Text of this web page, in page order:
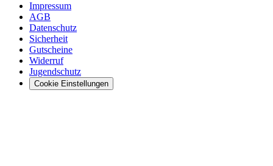
Impressum
AGB
Datenschutz
Sicherheit
Gutscheine
Widerruf
Jugendschutz
Cookie Einstellungen